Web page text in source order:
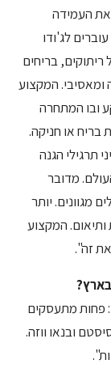
את העמידה
לג'ודו
בריחים
ומאסיבי. המקצוע
ובו המתחרה
בריח או חניקה.
תרגילי הגנה
מדובר
אחת מהן כוללת 7-8 תרגילים מגוונים. יותר
ותיאום. המקצוע
זה".
פחות מתעסקים
ובנאו ווזה.